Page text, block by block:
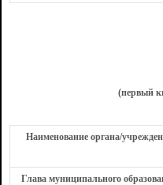
(первый
Наименование органа/
Глава муниципального